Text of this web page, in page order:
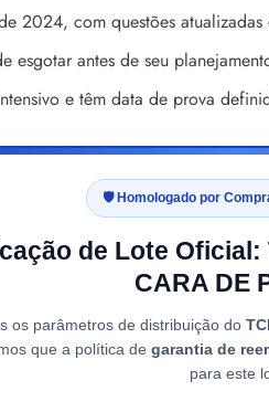
2024, com questões
antes de seu
e têm data de prova
🛡️ Homologado por
de Lote Oficial:
CARA DE
os parâmetros de distribuição do
que a política de garantia de
para este